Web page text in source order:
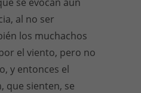
al no ser
los muchachos
el viento, pero no
y entonces el
que sienten, se